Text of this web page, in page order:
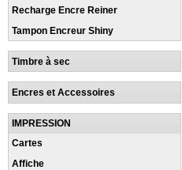
Recharge Encre Reiner
Tampon Encreur Shiny
Timbre à sec
Encres et Accessoires
IMPRESSION
Cartes
Affiche